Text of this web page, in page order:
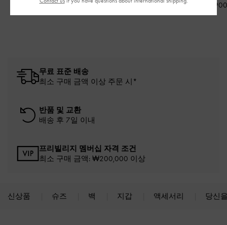
₩149,900 ₩149,900 ₩119,900
무료 표준 배송
최소 구매 금액 이상 주문 시*
반품 및 교환
배송 후 7일 이내
프리빌리지 멤버십 자격 조건
최소 구매 금액: ₩200,000 이상
신상품 슈즈 백 지갑 액세서리 당신